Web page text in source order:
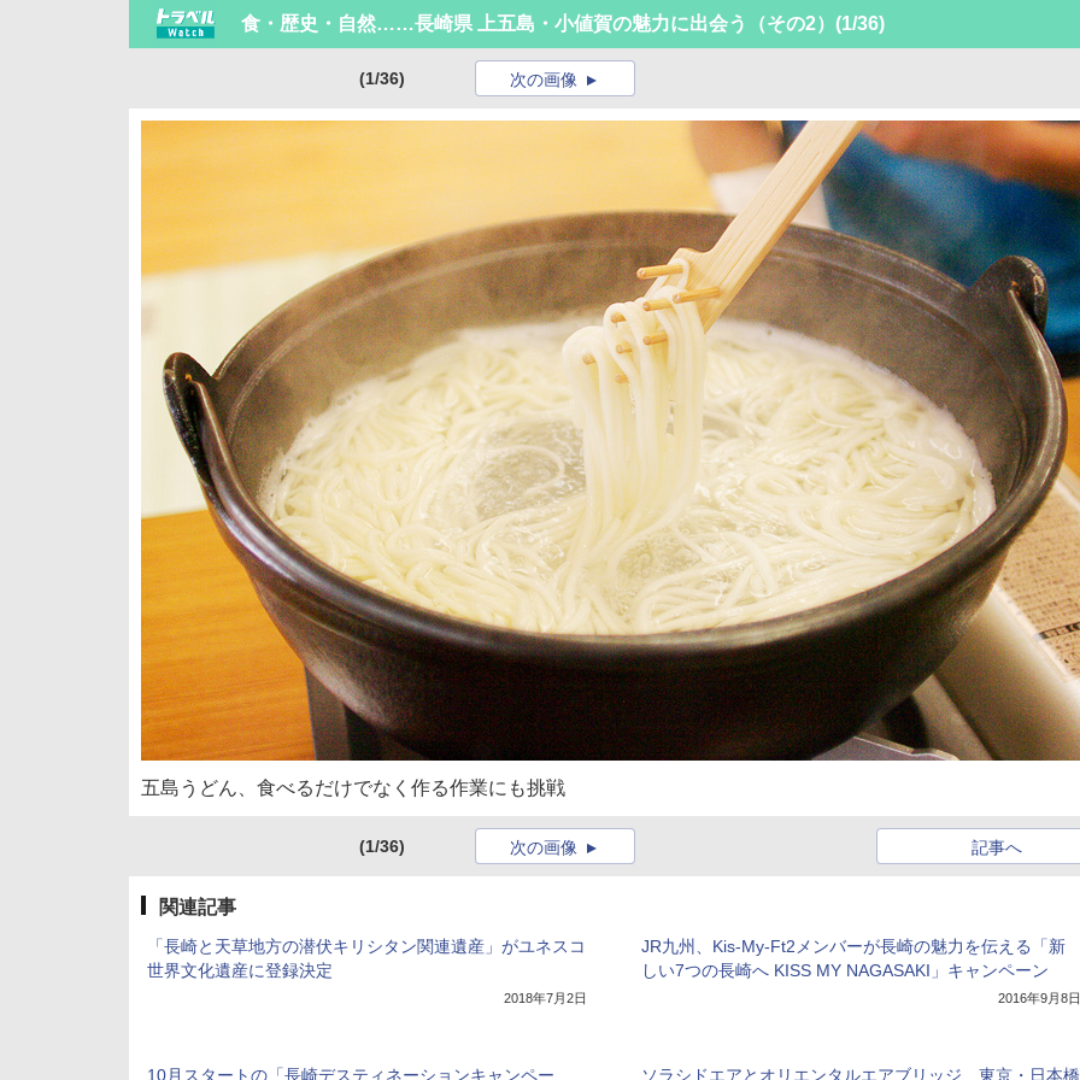
食・歴史・自然……長崎県 上五島・小値賀の魅力に出会う（その2） (1/36)
(1/36) 次の画像
五島うどん、食べるだけでなく作る作業にも挑戦
(1/36) 記事へ
次の画像
関連記事
「長崎と天草地方の潜伏キリシタン関連遺産」がユネスコ
世界文化遺産に登録決定
2018年7月2日
JR九州、Kis-My-Ft2メンバーが長崎の魅力を伝える「新
しい7つの長崎へ KISS MY NAGASAKI」キャンペーン
2016年9月8日
10月スタートの「長崎デスティネーションキャンペー ソラシドエアとオリエンタルエアブリッジ、東京・日本橋